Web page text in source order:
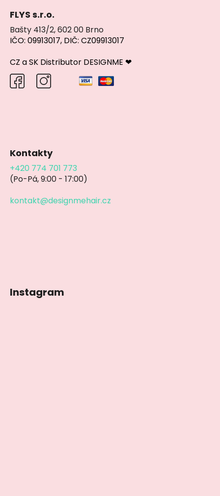
FLYS s.r.o.
Bašty 413/2, 602 00 Brno
IČO: 09913017, DIČ: CZ09913017
CZ a SK Distributor DESIGNME ❤
Kontakty
+420 774 701 773
(Po-Pá, 9:00 - 17:00)
kontakt@designmehair.cz
Instagram